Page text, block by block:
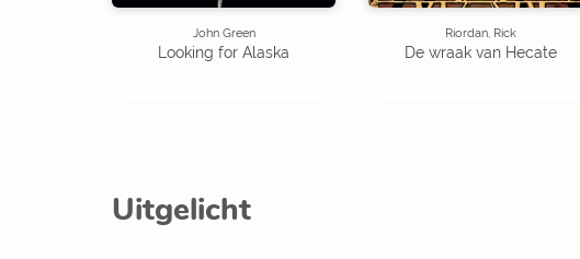
John Green
Looking for Alaska
Riordan, Rick
De wraak van Hecate
Uitgelicht